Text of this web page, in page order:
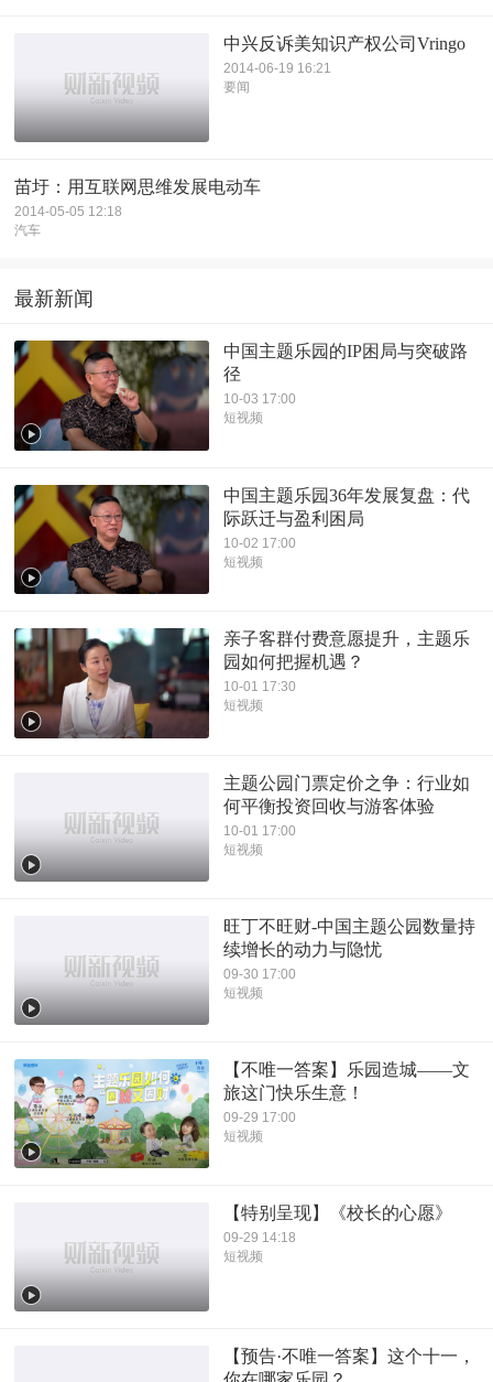
中兴反诉美知识产权公司Vringo
2014-06-19 16:21
要闻
苗圩：用互联网思维发展电动车
2014-05-05 12:18
汽车
最新新闻
中国主题乐园的IP困局与突破路
径
10-03 17:00
短视频
中国主题乐园36年发展复盘：代
际跃迁与盈利困局
10-02 17:00
短视频
亲子客群付费意愿提升，主题乐
园如何把握机遇？
10-01 17:30
短视频
主题公园门票定价之争：行业如
何平衡投资回收与游客体验
10-01 17:00
短视频
旺丁不旺财-中国主题公园数量持
续增长的动力与隐忧
09-30 17:00
短视频
【不唯一答案】乐园造城——文
旅这门快乐生意！
09-29 17:00
短视频
【特别呈现】《校长的心愿》
09-29 14:18
短视频
【预告·不唯一答案】这个十一，